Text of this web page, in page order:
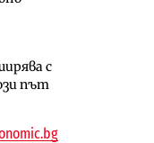
с
път
от
от
и